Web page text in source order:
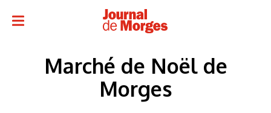
Marché de Noël de
Morges